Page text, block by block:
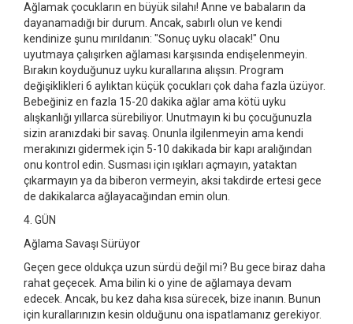
Ağlamak çocukların en büyük silahı! Anne ve babaların da
dayanamadığı bir durum. Ancak, sabırlı olun ve kendi
kendinize şunu mırıldanın: "Sonuç uyku olacak!" Onu
uyutmaya çalışırken ağlaması karşısında endişelenmeyin.
Bırakın koyduğunuz uyku kurallarına alışsın. Program
değişiklikleri 6 aylıktan küçük çocukları çok daha fazla üzüyor.
Bebeğiniz en fazla 15-20 dakika ağlar ama kötü uyku
alışkanlığı yıllarca sürebiliyor. Unutmayın ki bu çocuğunuzla
sizin aranızdaki bir savaş. Onunla ilgilenmeyin ama kendi
merakınızı gidermek için 5-10 dakikada bir kapı aralığından
onu kontrol edin. Susması için ışıkları açmayın, yataktan
çıkarmayın ya da biberon vermeyin, aksi takdirde ertesi gece
de dakikalarca ağlayacağından emin olun.
4. GÜN
Ağlama Savaşı Sürüyor
Geçen gece oldukça uzun sürdü değil mi? Bu gece biraz daha
rahat geçecek. Ama bilin ki o yine de ağlamaya devam
edecek. Ancak, bu kez daha kısa sürecek, bize inanın. Bunun
için kurallarınızın kesin olduğunu ona ispatlamanız gerekiyor.